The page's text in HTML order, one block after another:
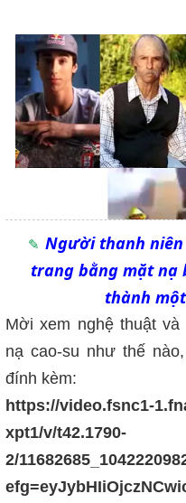
Người thanh
trang bằng mặt nạ
thành
Mời xem nghệ thuật
nạ cao-su như thế
đính kèm:
https://video.fsnc1-
xpt1/v/t42.1790-
2/